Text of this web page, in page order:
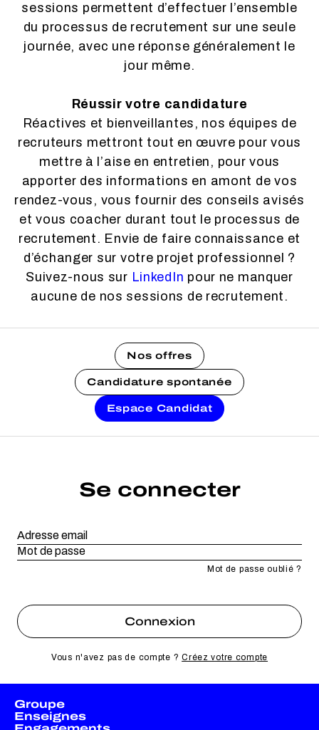
sessions permettent d’effectuer l’ensemble
du processus de recrutement sur une seule
journée, avec une réponse généralement le
jour même.
Réussir votre candidature
Réactives et bienveillantes, nos équipes de
recruteurs mettront tout en œuvre pour vous
mettre à l’aise en entretien, pour vous
apporter des informations en amont de vos
rendez-vous, vous fournir des conseils avisés
et vous coacher durant tout le processus de
recrutement. Envie de faire connaissance et
d’échanger sur votre projet professionnel ?
Suivez-nous sur LinkedIn pour ne manquer
aucune de nos sessions de recrutement.
Nos offres
Candidature spontanée
Espace Candidat
Se connecter
Mot de passe oublié ?
Vous n'avez pas de compte ?Créez votre compte
Groupe
Enseignes